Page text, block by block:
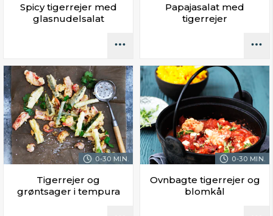
Spicy tigerrejer med
glasnudelsalat
Papajasalat med
tigerrejer
0-30 MIN.
Tigerrejer og
grøntsager i tempura
0-30 MIN.
Ovnbagte tigerrejer og
blomkål